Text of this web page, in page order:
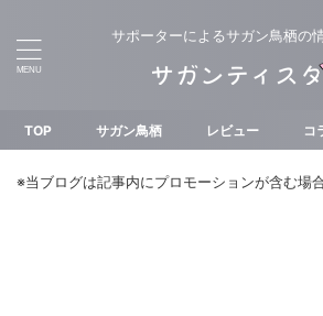
サポーターによるサガン鳥栖の
TOP サガン鳥栖 レビュー コ
※当ブログは記事内にプロモーションが含む場